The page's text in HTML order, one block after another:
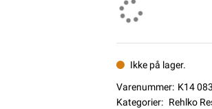
Ikke på lager.
Varenummer: K14
Kategorier: Rehlko